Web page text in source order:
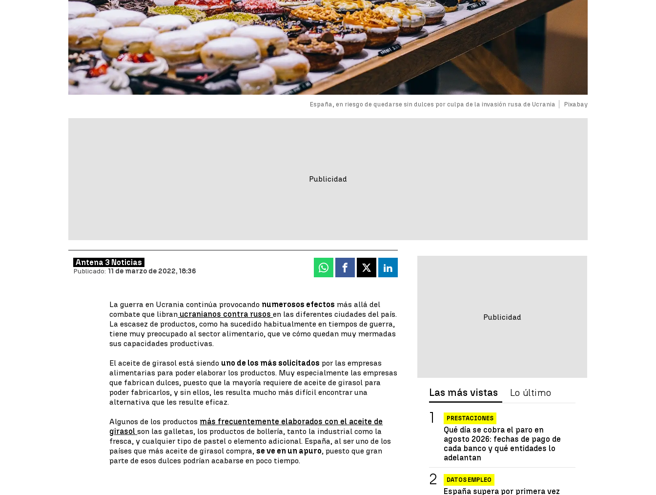
España, en riesgo de quedarse sin dulces por culpa de la invasión rusa de Ucrania Pixabay
Antena 3 Noticias
Publicado: 11 de marzo de 2022, 18:36 Whatsapp
Facebook
X Linkedin
La guerra en Ucrania continúa provocando numerosos efectos más allá del
combate que libran ucranianos contra rusosen las diferentes ciudades del país.
La escasez de productos, como ha sucedido habitualmente en tiempos de guerra,
tiene muy preocupado al sector alimentario, que ve cómo quedan muy mermadas
sus capacidades productivas.
El aceite de girasol está siendo uno de los más solicitados por las empresas
alimentarias para poder elaborar los productos. Muy especialmente las empresas
que fabrican dulces, puesto que la mayoría requiere de aceite de girasol para
poder fabricarlos, y sin ellos, les resulta mucho más difícil encontrar una
alternativa que les resulte eficaz.
Algunos de los productos más frecuentemente elaborados con el aceite de
girasolson las galletas, los productos de bollería, tanto la industrial como la
fresca, y cualquier tipo de pastel o elemento adicional. España, al ser uno de los
países que más aceite de girasol compra,se ve en un apuro, puesto que gran
parte de esos dulces podrían acabarse en poco tiempo.
Las más vistas Lo último
PRESTACIONES
Qué día se cobra el paro en
agosto 2026: fechas de pago de
cada banco y qué entidades lo
adelantan
DATOS EMPLEO
España supera por primera vez